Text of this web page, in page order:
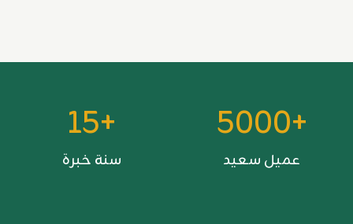
+5000
عميل سعيد
+15
سنة خبرة